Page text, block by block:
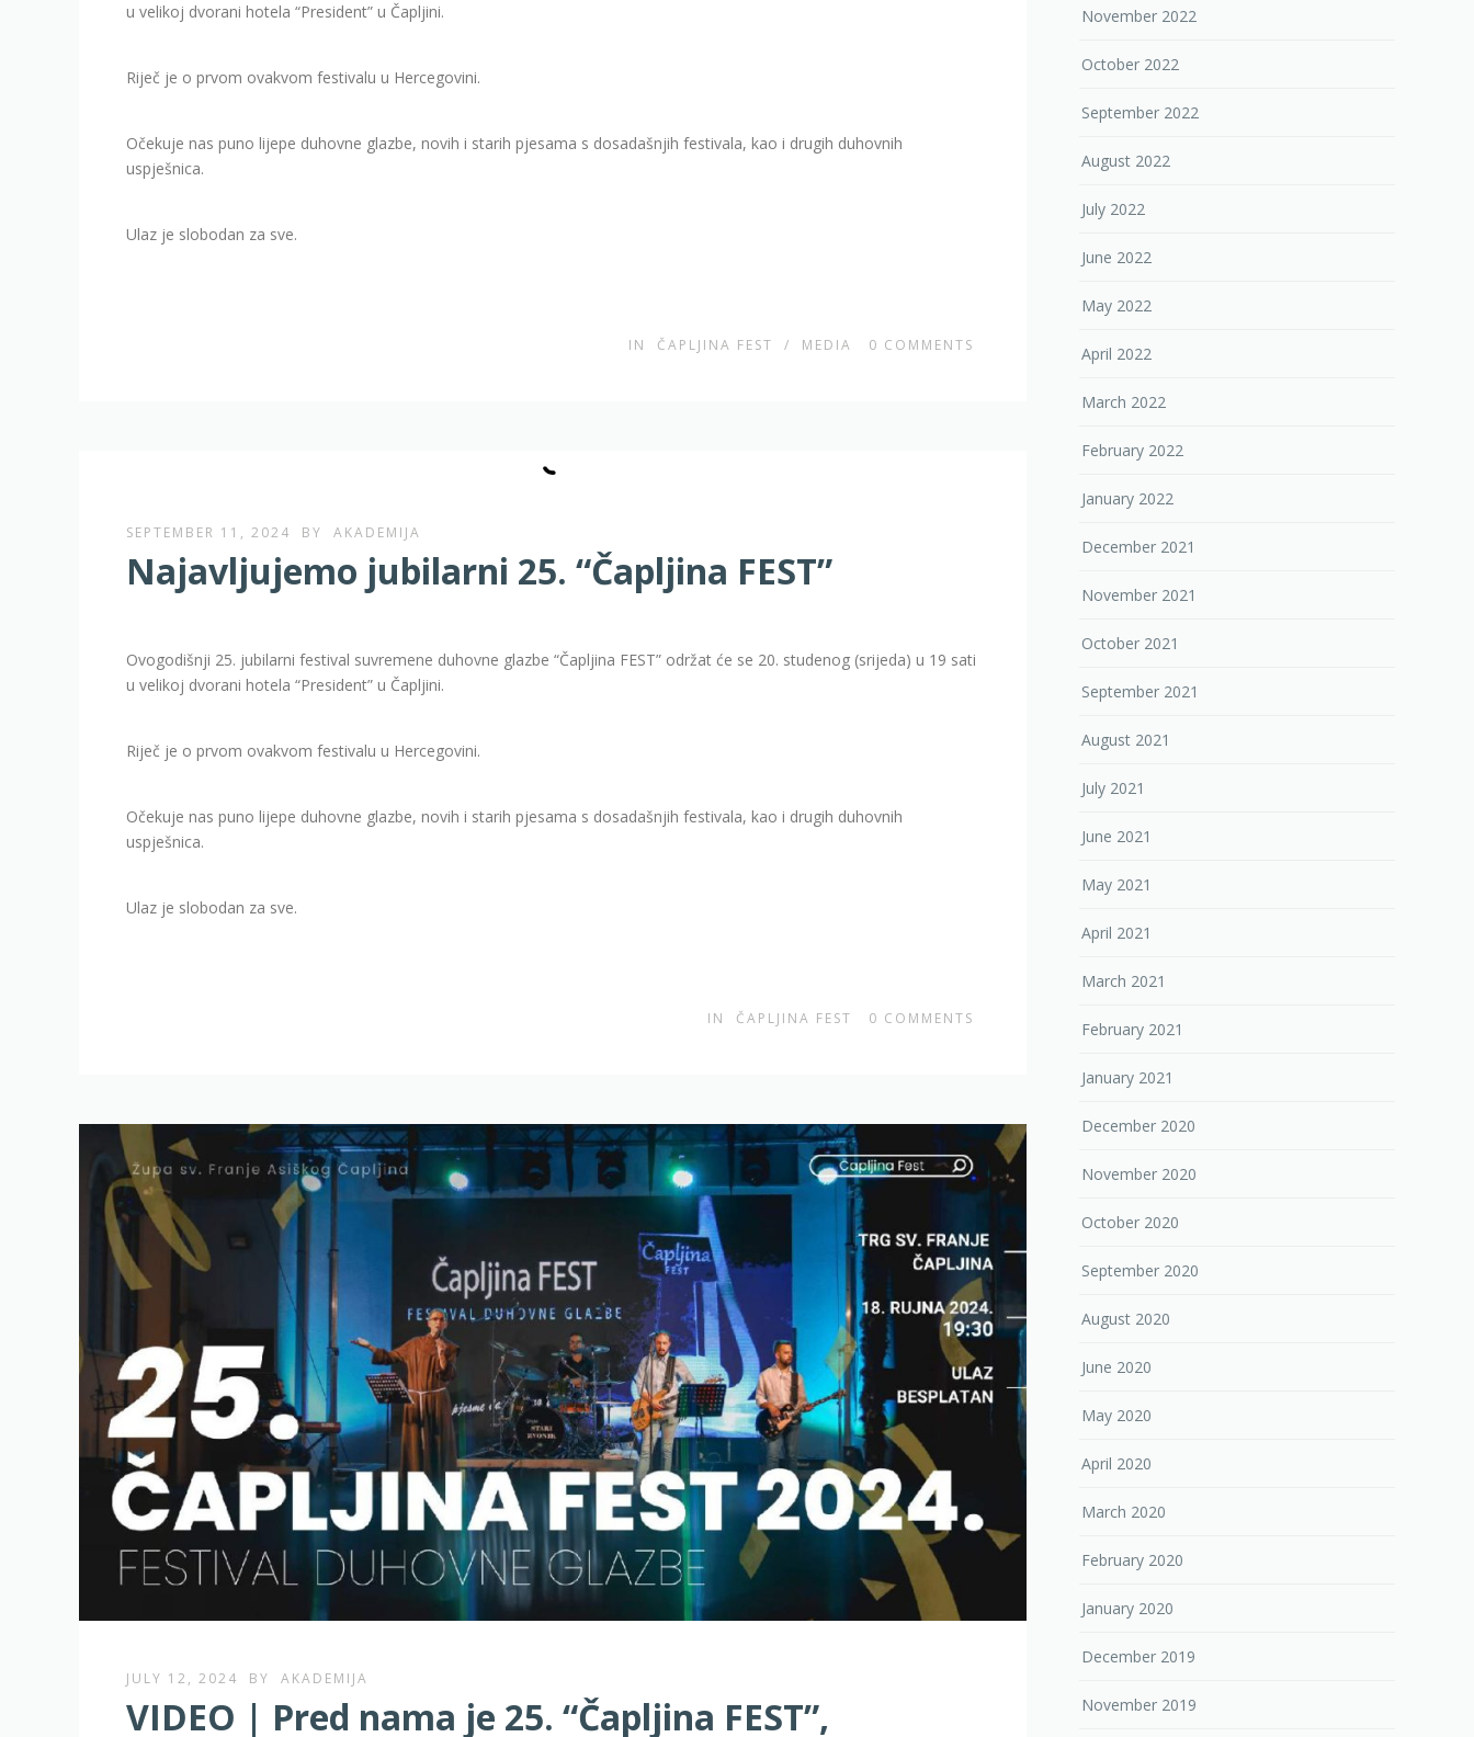
u velikoj dvorani hotela “President” u Čapljini.
Riječ je o prvom ovakvom festivalu u Hercegovini.
Očekuje nas puno lijepe duhovne glazbe, novih i starih pjesama s dosadašnjih festivala, kao i drugih duhovnih
uspješnica.
Ulaz je slobodan za sve.
IN ČAPLJINA FEST / MEDIA 0 COMMENTS
SEPTEMBER 11, 2024 BY AKADEMIJA
Najavljujemo jubilarni 25. “Čapljina FEST”
Ovogodišnji 25. jubilarni festival suvremene duhovne glazbe “Čapljina FEST” održat će se 20. studenog (srijeda) u 19 sati
u velikoj dvorani hotela “President” u Čapljini.
Riječ je o prvom ovakvom festivalu u Hercegovini.
Očekuje nas puno lijepe duhovne glazbe, novih i starih pjesama s dosadašnjih festivala, kao i drugih duhovnih
uspješnica.
Ulaz je slobodan za sve.
IN ČAPLJINA FEST 0 COMMENTS
JULY 12, 2024 BY AKADEMIJA
VIDEO | Pred nama je 25. “Čapljina FEST”,
November 2022
October 2022
September 2022
August 2022
July 2022
June 2022
May 2022
April 2022
March 2022
February 2022
January 2022
December 2021
November 2021
October 2021
September 2021
August 2021
July 2021
June 2021
May 2021
April 2021
March 2021
February 2021
January 2021
December 2020
November 2020
October 2020
September 2020
August 2020
June 2020
May 2020
April 2020
March 2020
February 2020
January 2020
December 2019
November 2019